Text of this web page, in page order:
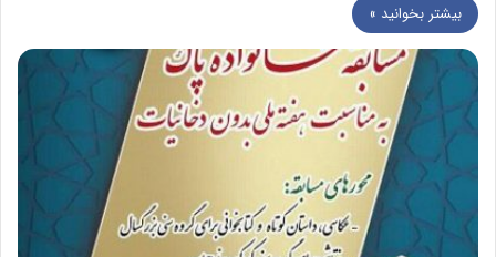
بیشتر بخوانید »